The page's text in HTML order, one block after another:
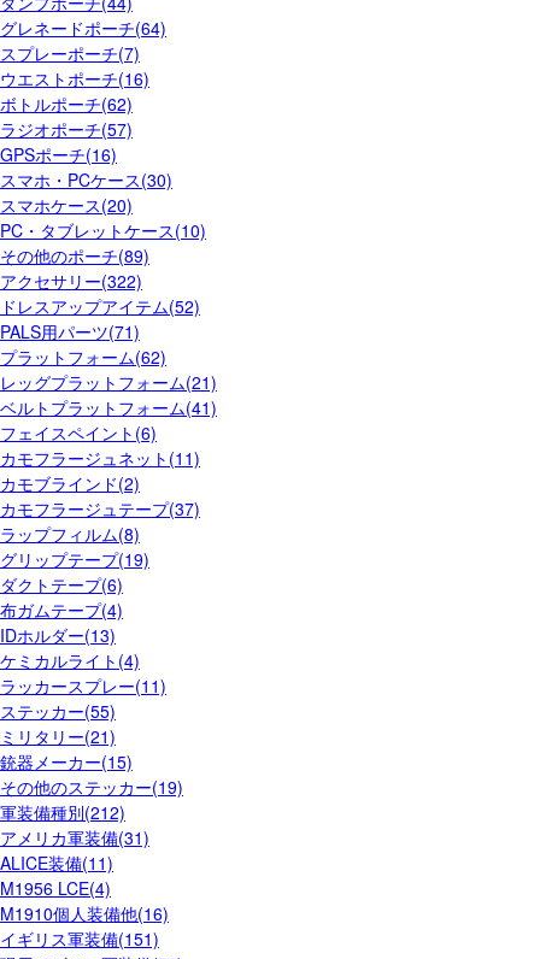
グレネードポーチ(64)
スプレーポーチ(7)
ウエストポーチ(16)
ボトルポーチ(62)
ラジオポーチ(57)
GPSポーチ(16)
スマホ・PCケース(30)
スマホケース(20)
PC・タブレットケース(10)
その他のポーチ(89)
アクセサリー(322)
ドレスアップアイテム(52)
PALS用パーツ(71)
プラットフォーム(62)
レッグプラットフォーム(21)
ベルトプラットフォーム(41)
フェイスペイント(6)
カモフラージュネット(11)
カモブラインド(2)
カモフラージュテープ(37)
ラップフィルム(8)
グリップテープ(19)
ダクトテープ(6)
布ガムテープ(4)
IDホルダー(13)
ケミカルライト(4)
ラッカースプレー(11)
ステッカー(55)
ミリタリー(21)
銃器メーカー(15)
その他のステッカー(19)
軍装備種別(212)
アメリカ軍装備(31)
ALICE装備(11)
M1956 LCE(4)
M1910個人装備他(16)
イギリス軍装備(151)